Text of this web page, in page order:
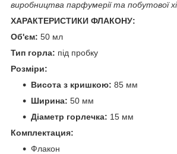
виробництва парфумерії та побутової
ХАРАКТЕРИСТИКИ ФЛАКОНУ:
Об'єм: 50 мл
Тип горла: під пробку
Розміри:
Висота з кришкою: 85 мм
Ширина: 50 мм
Діаметр горлечка: 15 мм
Комплектация:
Флакон